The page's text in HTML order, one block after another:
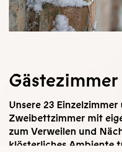
Gäste­zimmer
Unsere 23 Einzelzimmer
Zweibettzimmer mit
zum Verweilen und
klösterliches Ambiente